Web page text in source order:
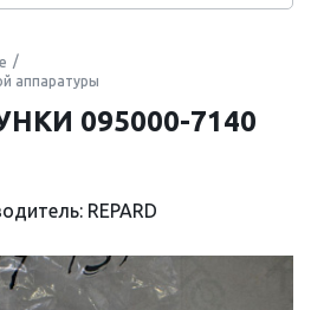
аппаратуры
095000-7140
REPARD